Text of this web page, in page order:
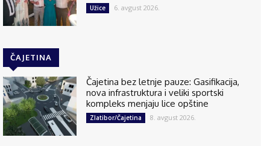
Užice 6. avgust 2026.
ČAJETINA
Čajetina bez letnje pauze: Gasifikacija,
nova infrastruktura i veliki sportski
kompleks menjaju lice opštine
Zlatibor/Čajetina 8. avgust 2026.